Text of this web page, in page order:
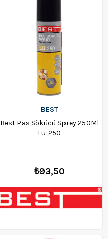
BEST
Best Pas Sökücü Sprey 250Ml
Lu-250
₺93,50